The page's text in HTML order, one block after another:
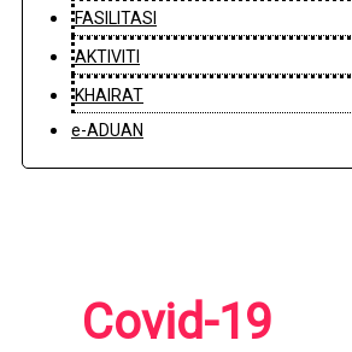
FASILITASI
AKTIVITI
KHAIRAT
e-ADUAN
Covid-19